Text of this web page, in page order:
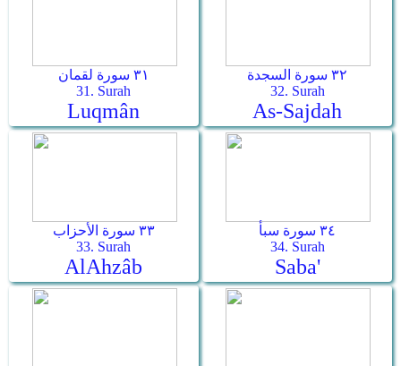
٣١ سورة لقمان
31. Surah
Luqmân
٣٢ سورة السجدة
32. Surah
As-­Sajdah
٣٣ سورة الأحزاب
33. Surah
Al­Ahzâb
٣٤ سورة سبأ
34. Surah
Saba'